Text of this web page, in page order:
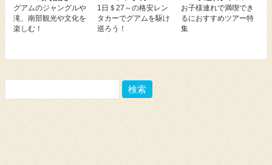
グアムのジャングルや
滝、南部観光や文化を
楽しむ！
1日＄27～の格安レン
タカーでグアムを駆け
巡ろう！
お子様連れで満喫でき
るにおすすめツアー特
集